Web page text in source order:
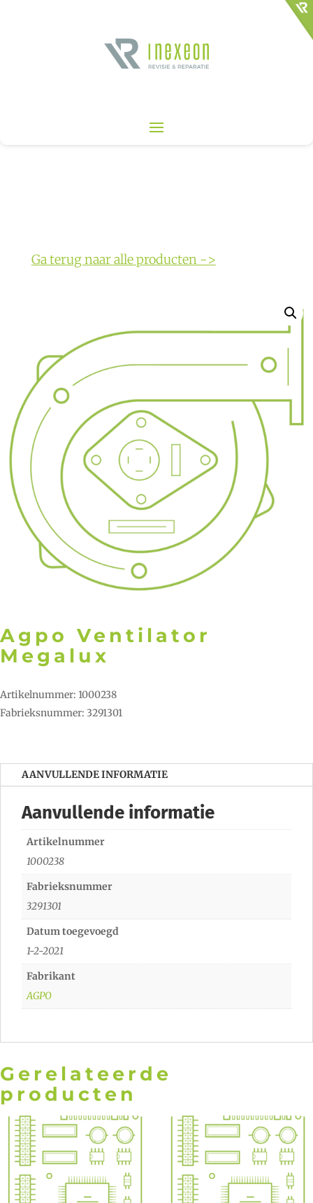
Ga terug naar alle producten ->
Agpo Ventilator
Megalux
Artikelnummer: 1000238
Fabrieksnummer: 3291301
AANVULLENDE INFORMATIE
Aanvullende informatie
Artikelnummer
1000238
Fabrieksnummer
3291301
Datum toegevoegd
1-2-2021
Fabrikant
AGPO
Gerelateerde
producten